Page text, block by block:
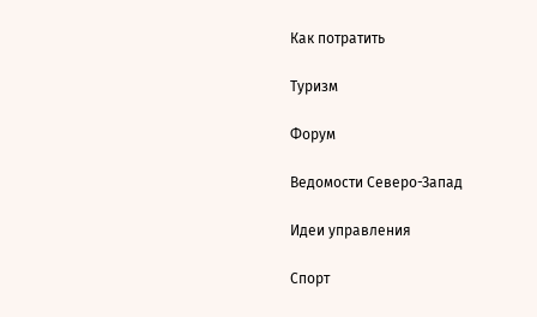
Как потратить
Туризм
Форум
Ведомости Северо-Запад
Идеи управления
Спорт